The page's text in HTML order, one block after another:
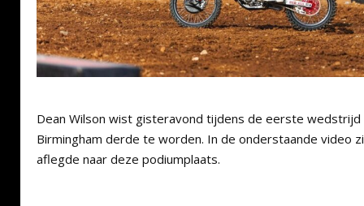
Dean Wilson wist gisteravond tijdens de eerste wedstrijd
Birmingham derde te worden. In de onderstaande video
aflegde naar deze podiumplaats.